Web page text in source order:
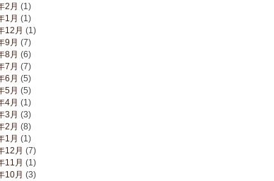
2月 (1)
1月 (1)
12月 (1)
9月 (7)
8月 (6)
7月 (7)
6月 (5)
5月 (5)
4月 (1)
3月 (3)
2月 (8)
1月 (1)
12月 (7)
11月 (1)
10月 (3)